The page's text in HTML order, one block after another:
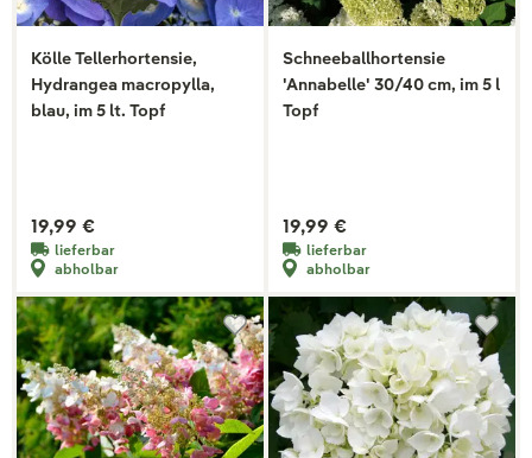
Kölle Tellerhortensie,
Hydrangea macropylla,
blau, im 5 lt. Topf
19,99 €
lieferbar
abholbar
Schneeballhortensie
'Annabelle' 30/40 cm, im 5 l
Topf
19,99 €
lieferbar
abholbar